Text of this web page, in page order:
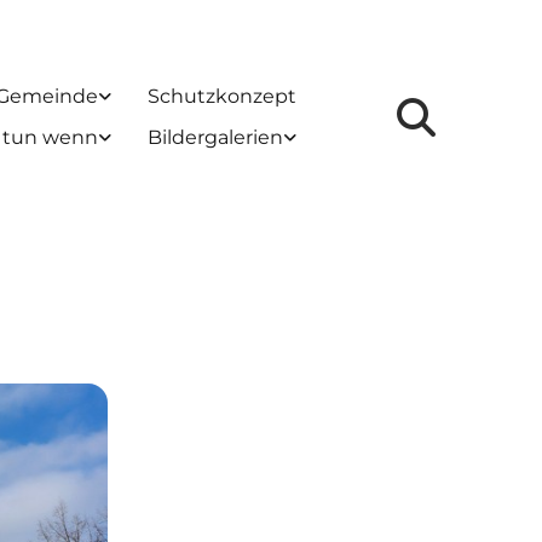
Schutzkonzept
tun wenn
Bildergalerien